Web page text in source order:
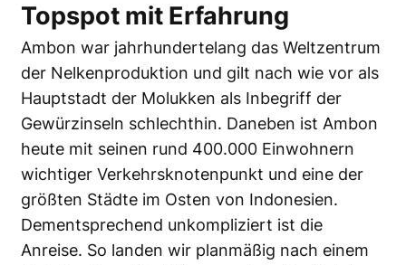
Topspot mit Erfahrung
Ambon war jahrhundertelang das Weltzentrum
der Nelkenproduktion und gilt nach wie vor als
Hauptstadt der Molukken als Inbegriff der
Gewürzinseln schlechthin. Daneben ist Ambon
heute mit seinen rund 400.000 Einwohnern
wichtiger Verkehrsknotenpunkt und eine der
größten Städte im Osten von Indonesien.
Dementsprechend unkompliziert ist die
Anreise. So landen wir planmäßig nach einem